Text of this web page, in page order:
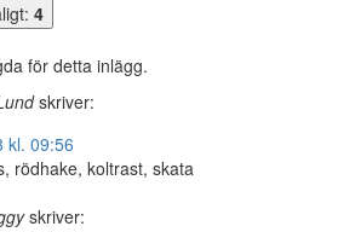
4
för detta inlägg.
skriver:
kl. 09:56
rödhake, koltrast, skata
skriver: